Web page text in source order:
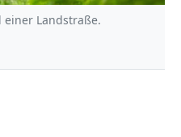
einer Landstraße.